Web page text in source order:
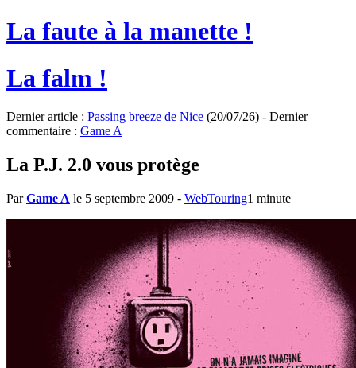
La faute à la manette !
La falm !
Dernier article : Passing breeze de Nice (20/07/26) - Dernier
commentaire : Game A
La P.J. 2.0 vous protège
ParGame A le 5 septembre 2009 - WebTouring1 minute